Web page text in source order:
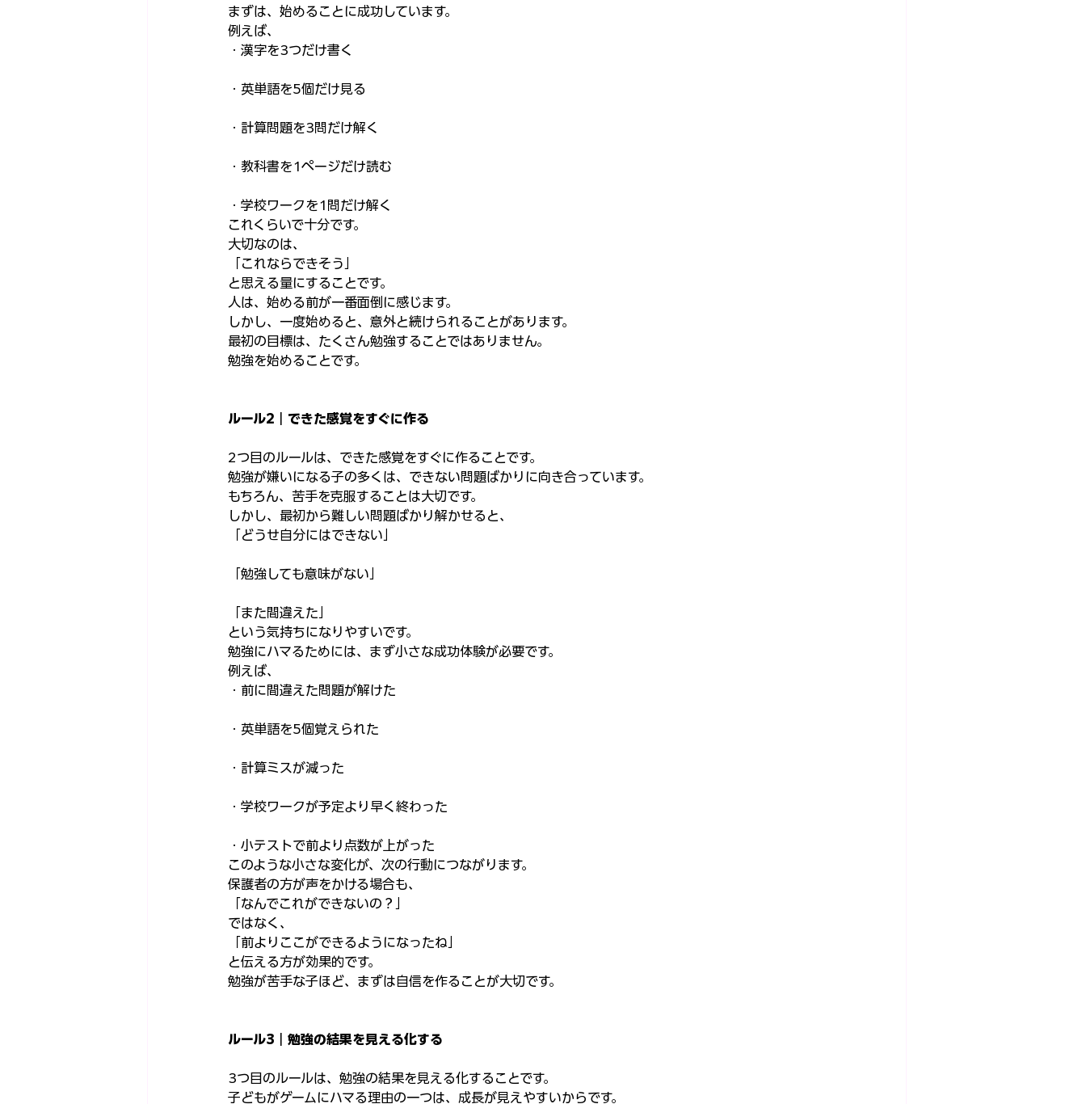
まずは、始めることに成功しています。
例えば、
・漢字を3つだけ書く
・英単語を5個だけ見る
・計算問題を3問だけ解く
・教科書を1ページだけ読む
・学校ワークを1問だけ解く
これくらいで十分です。
大切なのは、
「これならできそう」
と思える量にすることです。
人は、始める前が一番面倒に感じます。
しかし、一度始めると、意外と続けられることがあります。
最初の目標は、たくさん勉強することではありません。
勉強を始めることです。
ルール2｜できた感覚をすぐに作る
2つ目のルールは、できた感覚をすぐに作ることです。
勉強が嫌いになる子の多くは、できない問題ばかりに向き合っています。
もちろん、苦手を克服することは大切です。
しかし、最初から難しい問題ばかり解かせると、
「どうせ自分にはできない」
「勉強しても意味がない」
「また間違えた」
という気持ちになりやすいです。
勉強にハマるためには、まず小さな成功体験が必要です。
例えば、
・前に間違えた問題が解けた
・英単語を5個覚えられた
・計算ミスが減った
・学校ワークが予定より早く終わった
・小テストで前より点数が上がった
このような小さな変化が、次の行動につながります。
保護者の方が声をかける場合も、
「なんでこれができないの？」
ではなく、
「前よりここができるようになったね」
と伝える方が効果的です。
勉強が苦手な子ほど、まずは自信を作ることが大切です。
ルール3｜勉強の結果を見える化する
3つ目のルールは、勉強の結果を見える化することです。
子どもがゲームにハマる理由の一つは、成長が見えやすいからです。